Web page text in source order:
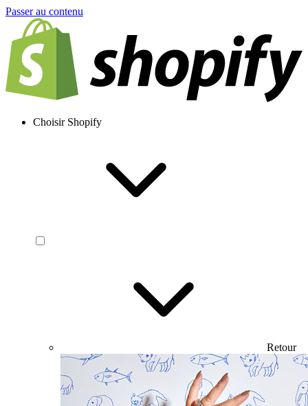
Passer au contenu
Choisir Shopify
Retour